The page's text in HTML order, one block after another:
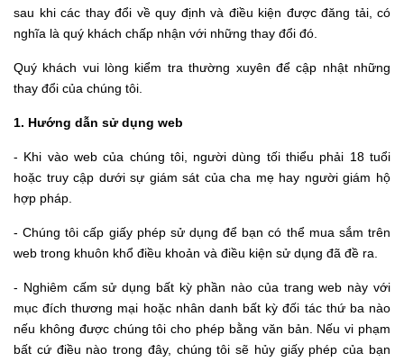
sau khi các thay đổi về quy định và điều kiện được đăng tải, có
nghĩa là quý khách chấp nhận với những thay đổi đó.
Quý khách vui lòng kiểm tra thường xuyên để cập nhật những
thay đổi của chúng tôi.
1. Hướng dẫn sử dụng web
- Khi vào web của chúng tôi, người dùng tối thiểu phải 18 tuổi
hoặc truy cập dưới sự giám sát của cha mẹ hay người giám hộ
hợp pháp.
- Chúng tôi cấp giấy phép sử dụng để bạn có thể mua sắm trên
web trong khuôn khổ điều khoản và điều kiện sử dụng đã đề ra.
- Nghiêm cấm sử dụng bất kỳ phần nào của trang web này với
mục đích thương mại hoặc nhân danh bất kỳ đối tác thứ ba nào
nếu không được chúng tôi cho phép bằng văn bản. Nếu vi phạm
bất cứ điều nào trong đây, chúng tôi sẽ hủy giấy phép của bạn